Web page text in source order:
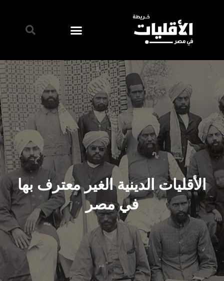
الأقليات الدينية الغير معترف بها
في مصر